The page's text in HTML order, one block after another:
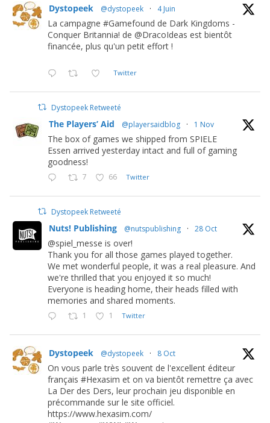
Dystopeek @dystopeek · 4 Juin
La campagne #Gamefound de Dark Kingdoms -
Conquer Britannia! de @DracoIdeas est bientôt
financée, plus qu'un petit effort !
Twitter
Dystopeek Retweeté
The Players’ Aid @playersaidblog · 1 Nov
The box of games we shipped from SPIELE
Essen arrived yesterday intact and full of gaming
goodness!
7 66 Twitter
Dystopeek Retweeté
Nuts! Publishing @nutspublishing · 28 Oct
@spiel_messe is over!
Thank you for all those games played together.
We met wonderful people, it was a real pleasure. And
we're thrilled that you enjoyed it so much!
Everyone is heading home, their heads filled with
memories and shared moments.
1 1 Twitter
Dystopeek @dystopeek · 8 Oct
On vous parle très souvent de l'excellent éditeur
français #Hexasim et on va bientôt remettre ça avec
La Der des Ders, leur prochain jeu disponible en
précommande sur le site officiel.
https://www.hexasim.com/